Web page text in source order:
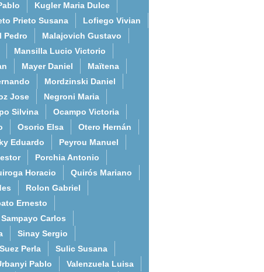
Kugler Maria Dulce
Prieto Susana
Lofiego Vivian
Pedro
Malajovich Gustavo
Mansilla Lucio Victorio
Mayer Daniel
Maïtena
Mordzinski Daniel
Jose
Negroni Maria
Silvina
Ocampo Victoria
Osorio Elsa
Otero Hernán
Eduardo
Peyrou Manuel
Porchia Antonio
Horacio
Quirós Mariano
Rolon Gabriel
Ernesto
Sampayo Carlos
Sinay Sergio
Suez Perla
Sulic Susana
Pablo
Valenzuela Luisa